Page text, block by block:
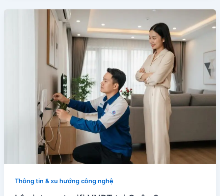
Thông tin & xu hướng công nghệ